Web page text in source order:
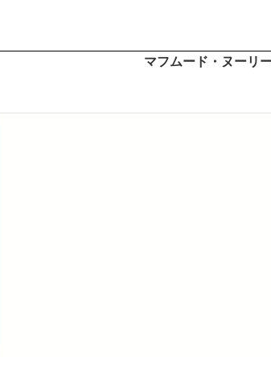
マフムード・ヌーリ